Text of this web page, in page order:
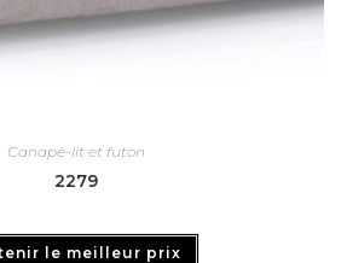
Canapé-lit et futon
2279
le meilleur prix